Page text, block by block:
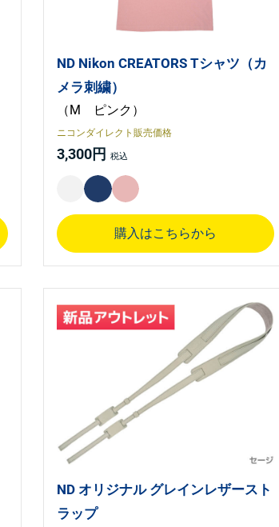
ND Nikon CREATORS Tシャツ（カ
メラ刺繍）
（M ピンク）
ニコンダイレクト販売価格
3,300円
購入はこちらから
ND オリジナル グレインレザースト
ラップ